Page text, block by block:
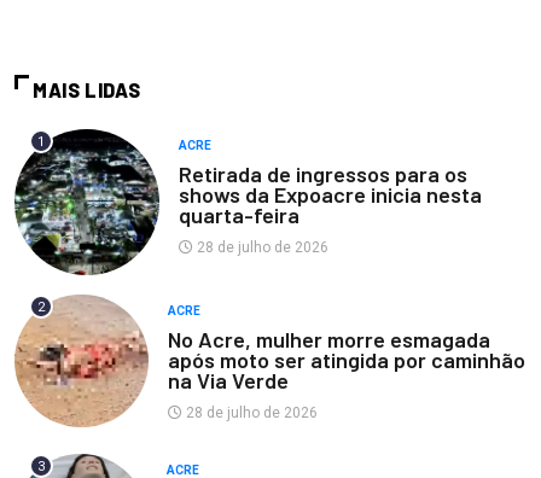
MAIS LIDAS
1 ACRE
Retirada de ingressos para os
shows da Expoacre inicia nesta
quarta-feira
28 de julho de 2026
2 ACRE
No Acre, mulher morre esmagada
após moto ser atingida por caminhão
na Via Verde
28 de julho de 2026
3 ACRE